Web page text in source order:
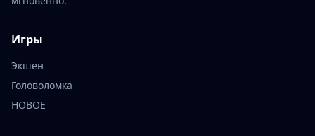
Игры
Экшен
Головоломка
НОВОЕ